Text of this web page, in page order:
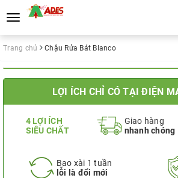
Toggle
navigation
Trang chủ Chậu Rửa Bát Blanco
LỢI ÍCH CHỈ CÓ TẠI ĐIỆN
4 LỢI ÍCH
SIÊU CHẤT
Giao hàng
nhanh chóng
Bao xài 1 tuần
lỗi là đổi mới